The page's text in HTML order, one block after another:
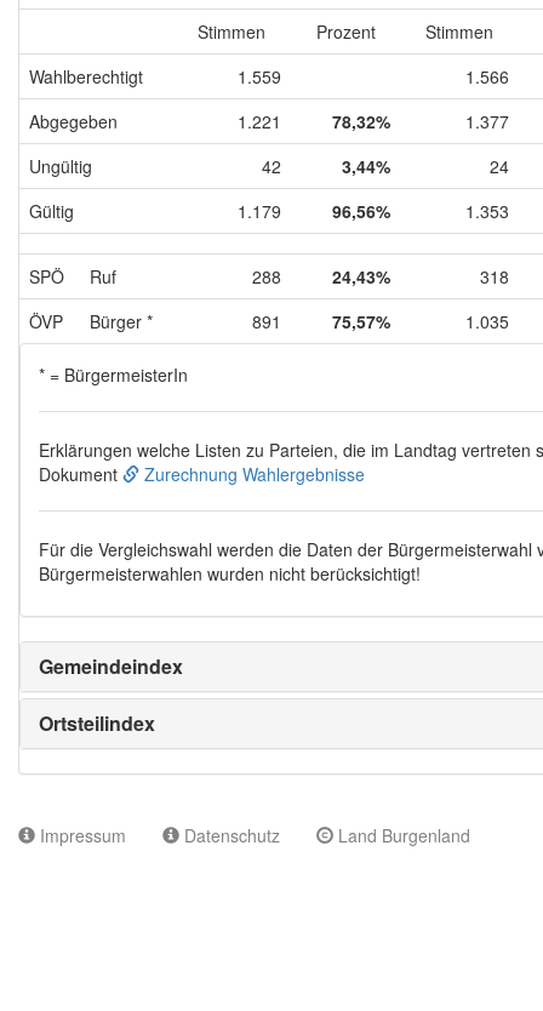
Stimmen
Prozent
Stimmen
Wahlberechtigt
1.559
1.566
Abgegeben
1.221 78,32%
1.377
Ungültig
42 3,44%
24
Gültig
1.179 96,56% 1.353
SPÖ Ruf 288 24,43%
318
ÖVP
Bürger * 891 75,57% 1.035
* = BürgermeisterIn
Erklärungen welche Listen zu Parteien, die im Landtag vertreten
Dokument
Zurechnung Wahlergebnisse
Für die Vergleichswahl werden die Daten der Bürgermeisterwahl
Bürgermeisterwahlen wurden nicht berücksichtigt!
Gemeindeindex
Ortsteilindex
Impressum Datenschutz Land Burgenland